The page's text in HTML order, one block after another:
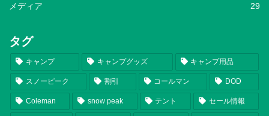
メディア 29
タグ
キャンプ キャンプグッズ キャンプ用品
スノーピーク 割引 コールマン DOD
Coleman snow peak テント セール情報